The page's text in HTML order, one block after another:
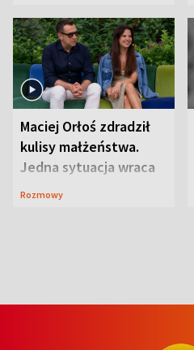
Maciej Orłoś zdradził
kulisy małżeństwa.
Jedna sytuacja wraca
jak bumerang
Rozmowy